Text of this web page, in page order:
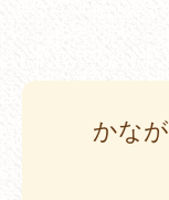
かな